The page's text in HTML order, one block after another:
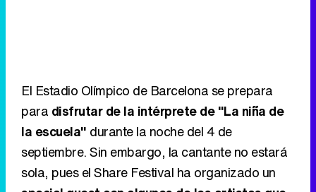
El Estadio Olímpico de Barcelona se prepara
para disfrutar de la intérprete de "La niña de
la escuela" durante la noche del 4 de
septiembre. Sin embargo, la cantante no estará
sola, pues el Share Festival ha organizado un